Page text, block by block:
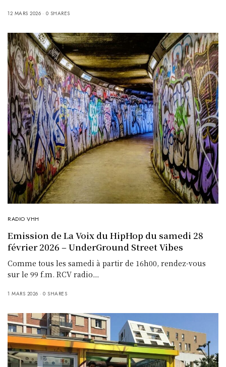
12 MARS 2026 0 SHARES
RADIO VHH
Emission de La Voix du HipHop du samedi 28
février 2026 – UnderGround Street Vibes
Comme tous les samedi à partir de 16h00, rendez-vous
sur le 99 f.m. RCV radio…
1 MARS 2026 0 SHARES